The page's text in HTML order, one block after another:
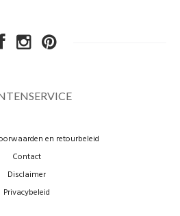
en retourbeleid
Contact
Disclaimer
Privacybeleid